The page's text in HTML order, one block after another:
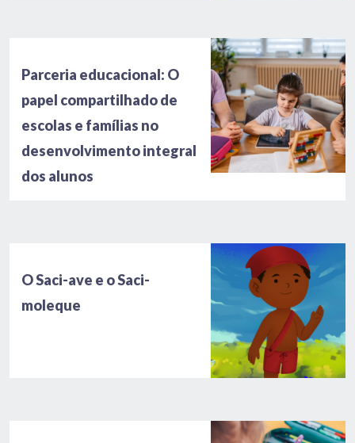
Parceria educacional: O
papel compartilhado de
escolas e famílias no
desenvolvimento integral
dos alunos
O Saci-ave e o Saci-
moleque